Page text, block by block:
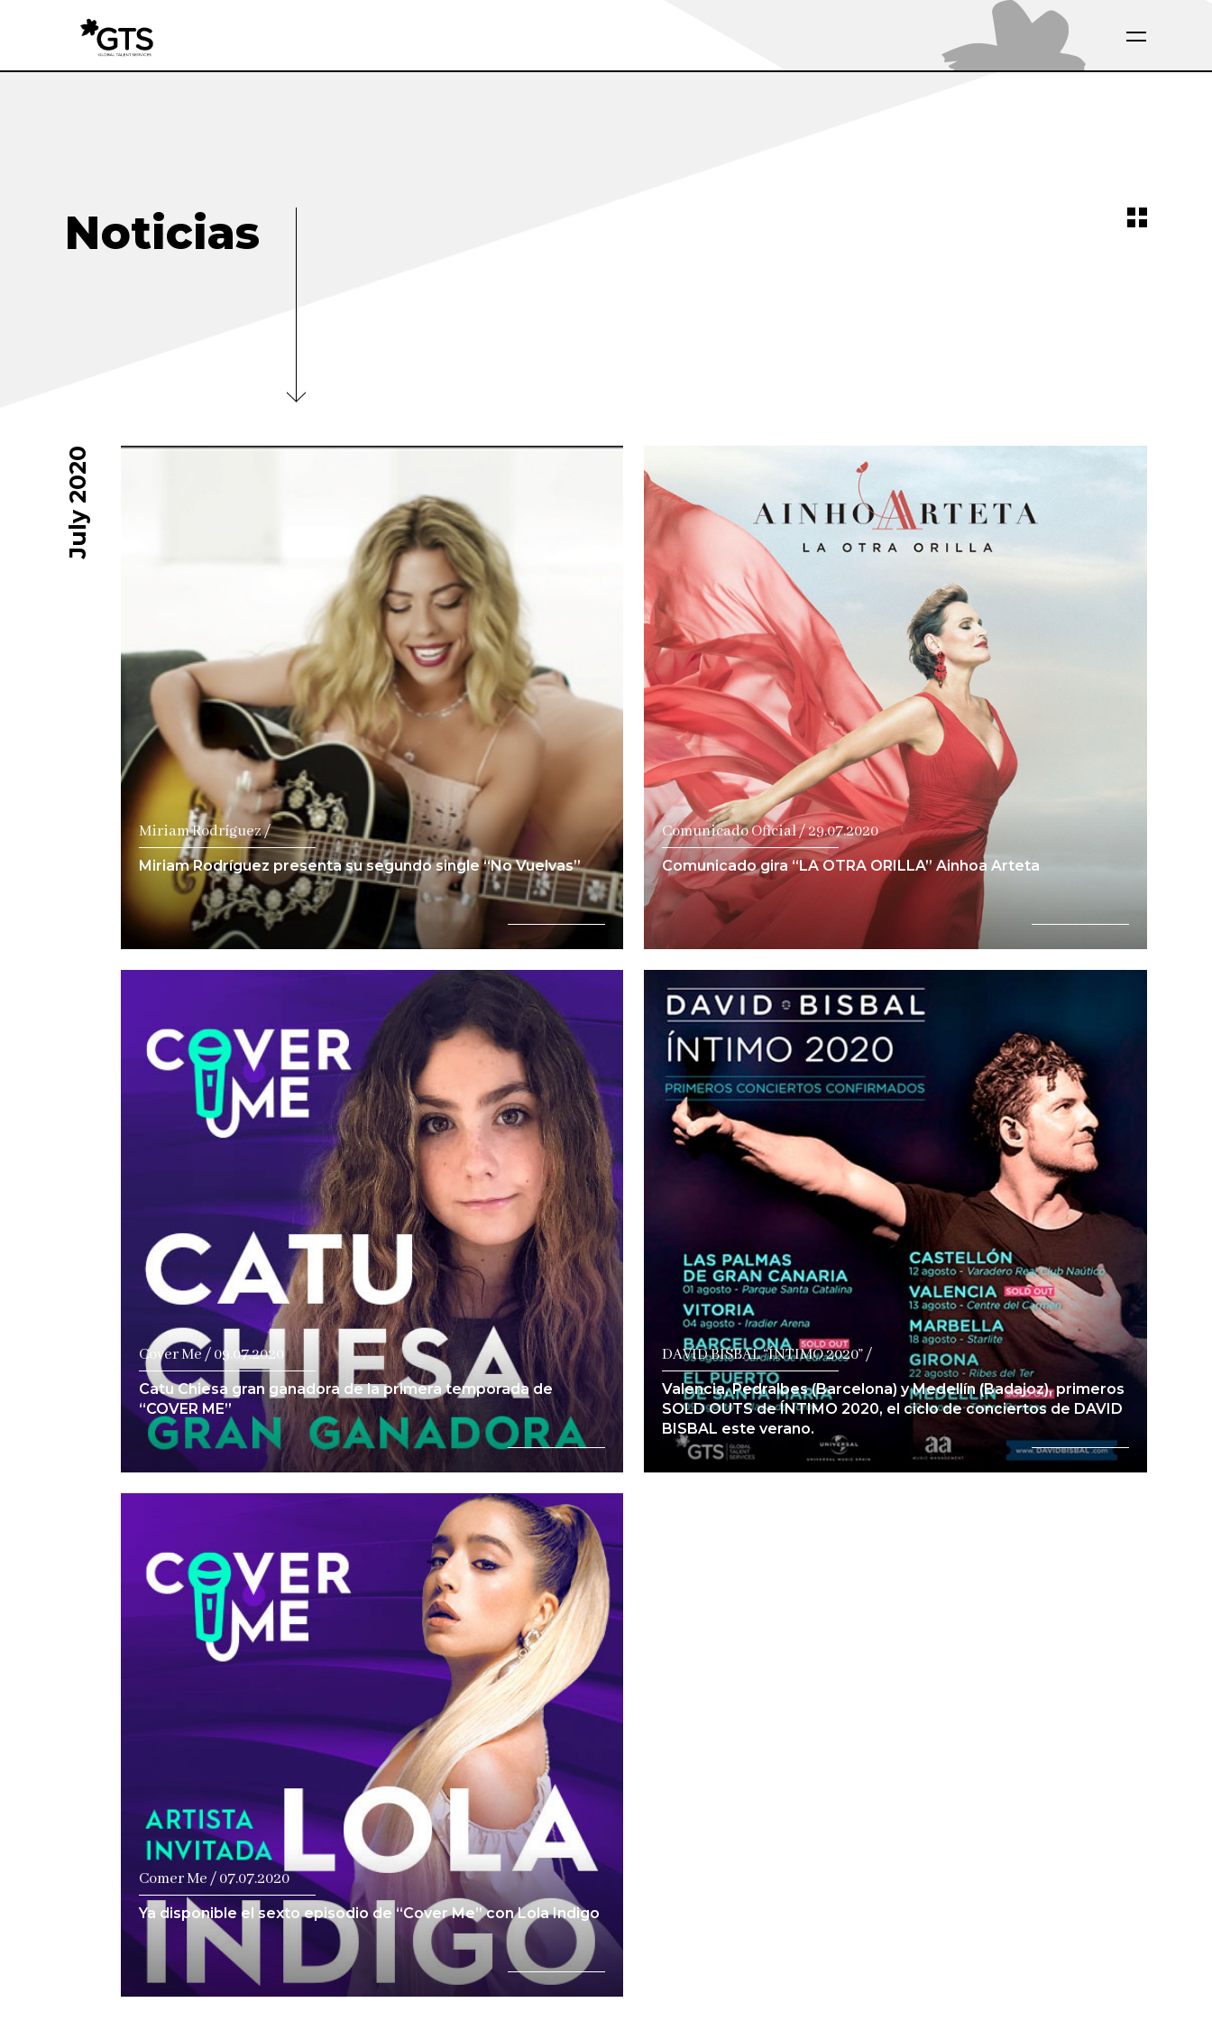
Noticias
July 2020
Miriam Rodríguez /
Miriam Rodríguez presenta su segundo single “No Vuelvas”
Ver noticia
Comunicado Oficial / 29.07.2020
Comunicado gira “LA OTRA ORILLA” Ainhoa Arteta
Ver noticia
Cover Me / 09.07.2020
Catu Chiesa gran ganadora de la primera temporada de
“COVER ME”
Ver noticia
DAVID BISBAL “ÍNTIMO 2020” /
Valencia, Pedralbes (Barcelona) y Medellín (Badajoz), primeros
SOLD OUTS de ÍNTIMO 2020, el ciclo de conciertos de DAVID
BISBAL este verano.
Comer Me / 07.07.2020
Ya disponible el sexto episodio de “Cover Me” con Lola Indigo